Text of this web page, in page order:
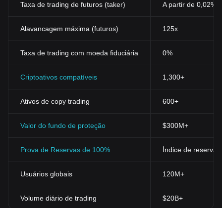
Taxa de trading de futuros (taker) A partir de 0,02%
Alavancagem máxima (futuros) 125x
Taxa de trading com moeda fiduciária 0%
Criptoativos compatíveis 1,300+
Ativos de copy trading 600+
Valor do fundo de proteção $300M+
Prova de Reservas de 100% Índice de
Usuários globais 120M+
Volume diário de trading $20B+